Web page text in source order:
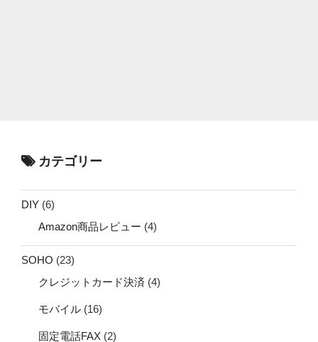
カテゴリー
DIY (6)
Amazon商品レビュー (4)
SOHO (23)
クレジットカード決済 (4)
モバイル (16)
固定電話FAX (2)